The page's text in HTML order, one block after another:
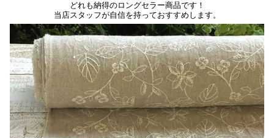
どれも納得のロングセラー商品です！
当店スタッフが自信を持っておすすめします。